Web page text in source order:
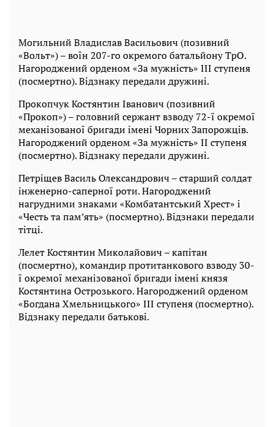
Могильний Владислав Васильович (позивний
«Вольт») – воїн 207-го окремого батальйону ТрО.
Нагороджений орденом «За мужність» III ступеня
(посмертно). Відзнаку передали дружині.
Прокопчук Костянтин Іванович (позивний
«Прокоп») – головний сержант взводу 72-ї окремої
механізованої бригади імені Чорних Запорожців.
Нагороджений орденом «За мужність» II ступеня
(посмертно). Відзнаку передали дружині.
Петріщев Василь Олександрович – старший солдат
інженерно-саперної роти. Нагороджений
нагрудними знаками «Комбатантський Хрест» і
«Честь та пам’ять» (посмертно). Відзнаки передали
тітці.
Лелет Костянтин Миколайович – капітан
(посмертно), командир протитанкового взводу 30-
ї окремої механізованої бригади імені князя
Костянтина Острозького. Нагороджений орденом
«Богдана Хмельницького» III ступеня (посмертно).
Відзнаку передали батькові.